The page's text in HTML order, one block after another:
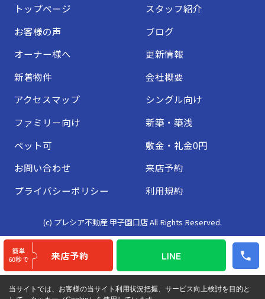
トップページ
スタッフ紹介
お客様の声
ブログ
オーナー様へ
更新情報
新着物件
会社概要
アクセスマップ
シングル向け
ファミリー向け
新築・築浅
ペット可
敷金・礼金0円
お問い合わせ
来店予約
プライバシーポリシー
利用規約
(c) プレシア不動産 甲子園口店 All Rights Reserved.
来店予約 LINE
当サイトでは、お客様の当サイト利用状況把握、サービス向上検討を目的と